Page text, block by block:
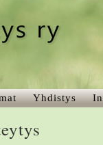
Yhdistys